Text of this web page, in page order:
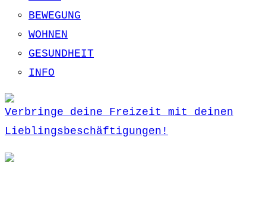
BEWEGUNG
WOHNEN
GESUNDHEIT
INFO
Verbringe deine Freizeit mit deinen
Lieblingsbeschäftigungen!